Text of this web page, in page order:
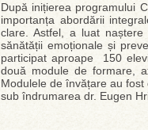
După inițierea programului
importanța abordării
clare. Astfel, a luat
sănătății emoționale și
participat aproape 150
două module de formare,
Modulele de învățare au
sub îndrumarea dr. Eugen